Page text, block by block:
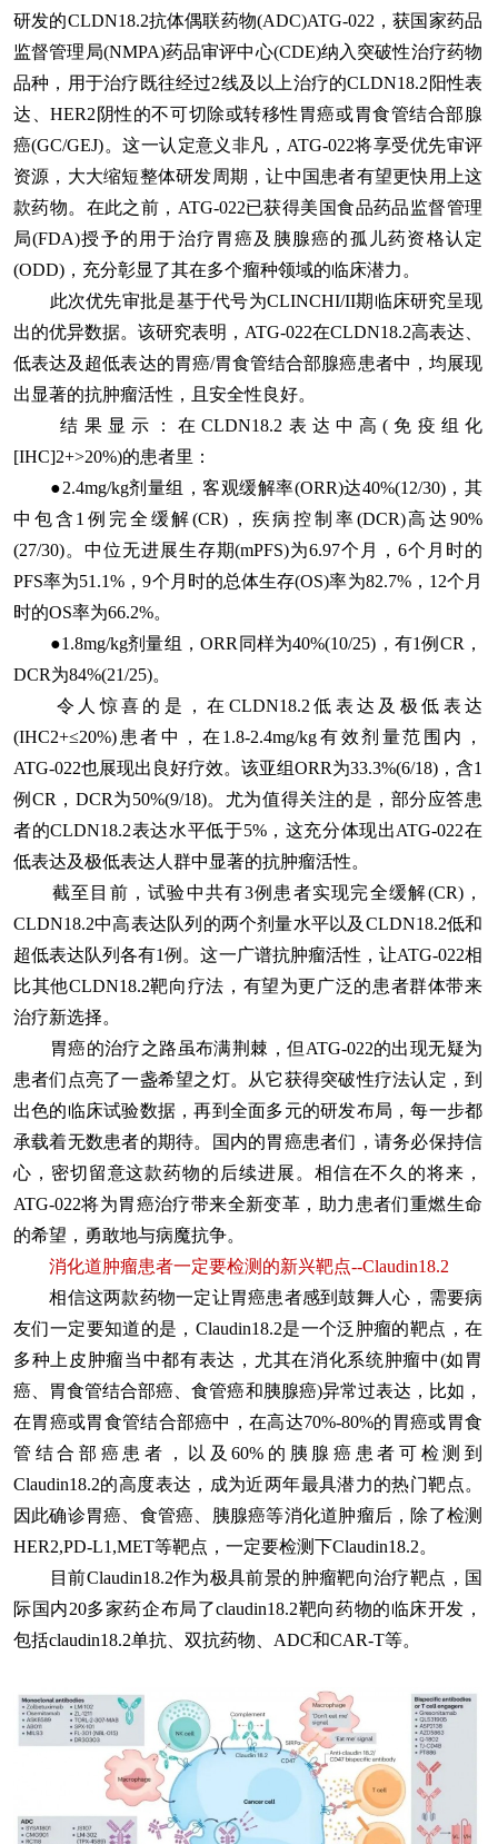
研发的CLDN18.2抗体偶联药物(ADC)ATG-022，获国家药品
监督管理局(NMPA)药品审评中心(CDE)纳入突破性治疗药物
品种，用于治疗既往经过2线及以上治疗的CLDN18.2阳性表
达、HER2阴性的不可切除或转移性胃癌或胃食管结合部腺
癌(GC/GEJ)。这一认定意义非凡，ATG-022将享受优先审评
资源，大大缩短整体研发周期，让中国患者有望更快用上这
款药物。在此之前，ATG-022已获得美国食品药品监督管理
局(FDA)授予的用于治疗胃癌及胰腺癌的孤儿药资格认定
(ODD)，充分彰显了其在多个瘤种领域的临床潜力。
此次优先审批是基于代号为CLINCHI/II期临床研究呈现
出的优异数据。该研究表明，ATG-022在CLDN18.2高表达、
低表达及超低表达的胃癌/胃食管结合部腺癌患者中，均展现
出显著的抗肿瘤活性，且安全性良好。
结果显示：在CLDN18.2表达中高(免疫组化
[IHC]2+>20%)的患者里：
●2.4mg/kg剂量组，客观缓解率(ORR)达40%(12/30)，其
中包含1例完全缓解(CR)，疾病控制率(DCR)高达90%
(27/30)。中位无进展生存期(mPFS)为6.97个月，6个月时的
PFS率为51.1%，9个月时的总体生存(OS)率为82.7%，12个月
时的OS率为66.2%。
●1.8mg/kg剂量组，ORR同样为40%(10/25)，有1例CR，
DCR为84%(21/25)。
令人惊喜的是，在CLDN18.2低表达及极低表达
(IHC2+≤20%)患者中，在1.8-2.4mg/kg有效剂量范围内，
ATG-022也展现出良好疗效。该亚组ORR为33.3%(6/18)，含1
例CR，DCR为50%(9/18)。尤为值得关注的是，部分应答患
者的CLDN18.2表达水平低于5%，这充分体现出ATG-022在
低表达及极低表达人群中显著的抗肿瘤活性。
截至目前，试验中共有3例患者实现完全缓解(CR)，
CLDN18.2中高表达队列的两个剂量水平以及CLDN18.2低和
超低表达队列各有1例。这一广谱抗肿瘤活性，让ATG-022相
比其他CLDN18.2靶向疗法，有望为更广泛的患者群体带来
治疗新选择。
胃癌的治疗之路虽布满荆棘，但ATG-022的出现无疑为
患者们点亮了一盏希望之灯。从它获得突破性疗法认定，到
出色的临床试验数据，再到全面多元的研发布局，每一步都
承载着无数患者的期待。国内的胃癌患者们，请务必保持信
心，密切留意这款药物的后续进展。相信在不久的将来，
ATG-022将为胃癌治疗带来全新变革，助力患者们重燃生命
的希望，勇敢地与病魔抗争。
消化道肿瘤患者一定要检测的新兴靶点--Claudin18.2
相信这两款药物一定让胃癌患者感到鼓舞人心，需要病
友们一定要知道的是，Claudin18.2是一个泛肿瘤的靶点，在
多种上皮肿瘤当中都有表达，尤其在消化系统肿瘤中(如胃
癌、胃食管结合部癌、食管癌和胰腺癌)异常过表达，比如，
在胃癌或胃食管结合部癌中，在高达70%-80%的胃癌或胃食
管结合部癌患者，以及60%的胰腺癌患者可检测到
Claudin18.2的高度表达，成为近两年最具潜力的热门靶点。
因此确诊胃癌、食管癌、胰腺癌等消化道肿瘤后，除了检测
HER2,PD-L1,MET等靶点，一定要检测下Claudin18.2。
目前Claudin18.2作为极具前景的肿瘤靶向治疗靶点，国
际国内20多家药企布局了claudin18.2靶向药物的临床开发，
包括claudin18.2单抗、双抗药物、ADC和CAR-T等。